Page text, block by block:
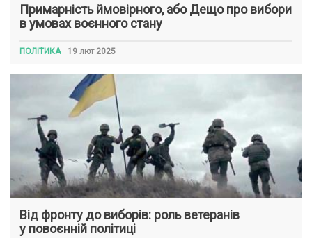
Примарність ймовірного, або Дещо про вибори
в умовах воєнного стану
ПОЛІТИКА 19 лют 2025
Від фронту до виборів: роль ветеранів
у повоєнній політиці